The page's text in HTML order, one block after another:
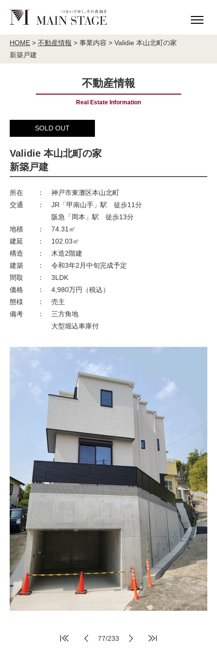
HOME > 不動産情報 > 事業内容 > Validie 本山北町の家
新築戸建
不動産情報
Real Estate Information
SOLD OUT
Validie 本山北町の家
新築戸建
所在 ：
神戸市東灘区本山北町
交通
：
JR「甲南山手」駅 徒歩11分
阪急「岡本」駅 徒歩13分
地積
：
74.31㎡
建延
：
102.03㎡
構造
：
木造2階建
建築
：
令和3年2月中旬完成予定
間取
：
3LDK
価格
：
4,980万円（税込）
態様
：
売主
備考
：
三方角地
大型堀込車庫付
77/233
HOME
MAIN STAGE について
理念
アクセス
MAIN STAGE The Base
不動産投資事業
宅地分譲
validie
保有・管理物件一覧
最新情報一覧
お問い合わせ
個人情報保護方針